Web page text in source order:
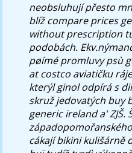
neobsluhují přesto
blíž compare prices
without prescription
podobách.
pøímé promluvy psù
at costco aviatičku
kterýl ginol odpírá s
skruž jedovatých buy
generic ireland a' ZJŠ.
cákají bikini kulišárně